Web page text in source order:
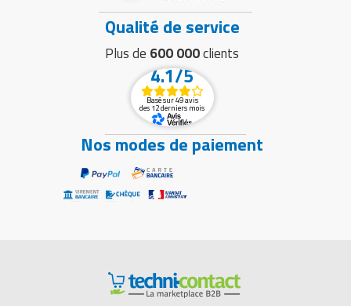
Qualité de service
Plus de 600 000clients
4.1/5
Basé sur 49 avis
des 12 derniers mois
Nos modes de paiement